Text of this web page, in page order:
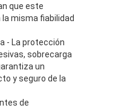
que este
misma fiabilidad
- La protección
sobrecarga
un
y seguro de la
de